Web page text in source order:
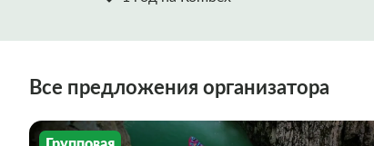
Все предложения организатора